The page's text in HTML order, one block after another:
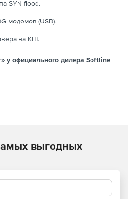
SYN-flood.
модемов (USB).
на КШ.
у официального дилера Softline
выгодных